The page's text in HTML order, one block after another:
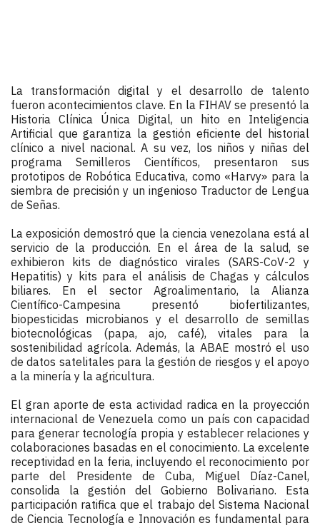
La transformación digital y el desarrollo de talento
fueron acontecimientos clave. En la FIHAV se presentó la
Historia Clínica Única Digital, un hito en Inteligencia
Artificial que garantiza la gestión eficiente del historial
clínico a nivel nacional. A su vez, los niños y niñas del
programa Semilleros Científicos, presentaron sus
prototipos de Robótica Educativa, como «Harvy» para la
siembra de precisión y un ingenioso Traductor de Lengua
de Señas.
La exposición demostró que la ciencia venezolana está al
servicio de la producción. En el área de la salud, se
exhibieron kits de diagnóstico virales (SARS-CoV-2 y
Hepatitis) y kits para el análisis de Chagas y cálculos
biliares. En el sector Agroalimentario, la Alianza
Científico-Campesina presentó biofertilizantes,
biopesticidas microbianos y el desarrollo de semillas
biotecnológicas (papa, ajo, café), vitales para la
sostenibilidad agrícola. Además, la ABAE mostró el uso
de datos satelitales para la gestión de riesgos y el apoyo
a la minería y la agricultura.
El gran aporte de esta actividad radica en la proyección
internacional de Venezuela como un país con capacidad
para generar tecnología propia y establecer relaciones y
colaboraciones basadas en el conocimiento. La excelente
receptividad en la feria, incluyendo el reconocimiento por
parte del Presidente de Cuba, Miguel Díaz-Canel,
consolida la gestión del Gobierno Bolivariano. Esta
participación ratifica que el trabajo del Sistema Nacional
de Ciencia Tecnología e Innovación es fundamental para